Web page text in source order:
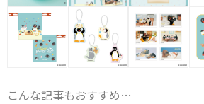
こんな記事もおすすめ…